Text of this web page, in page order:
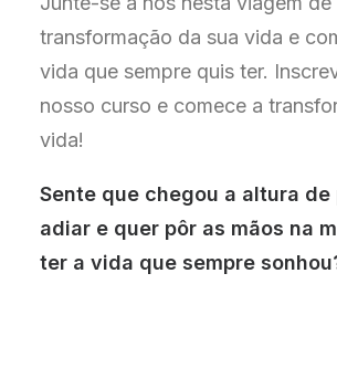
transformação da sua vida e
vida que sempre quis ter.
nosso curso e comece a
vida!
Sente que chegou a altura de
adiar e quer pôr as mãos na
ter a vida que sempre